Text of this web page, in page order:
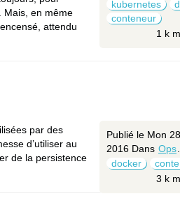
kubernetes
conteneur
1 k
Mais, en même
attendu
Publié le Mon
2016 Dans Ops
docker
3 k
par des
d’utiliser au
de la persistence